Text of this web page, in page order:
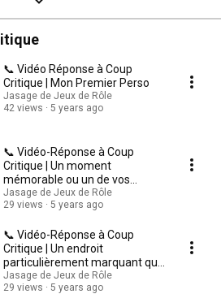
📞 Vidéo Réponse à Coup
Critique | Mon Premier Perso
Jasage de Jeux de Rôle
42 views
5 years ago
📞 Vidéo-Réponse à Coup
Critique | Un moment
mémorable ou un de vos
personnages
Jasage de Jeux de Rôle
29 views
5 years ago
📞 Vidéo-Réponse à Coup
Critique | Un endroit
particulièrement marquant que
vous avez exploré.
Jasage de Jeux de Rôle
29 views
5 years ago